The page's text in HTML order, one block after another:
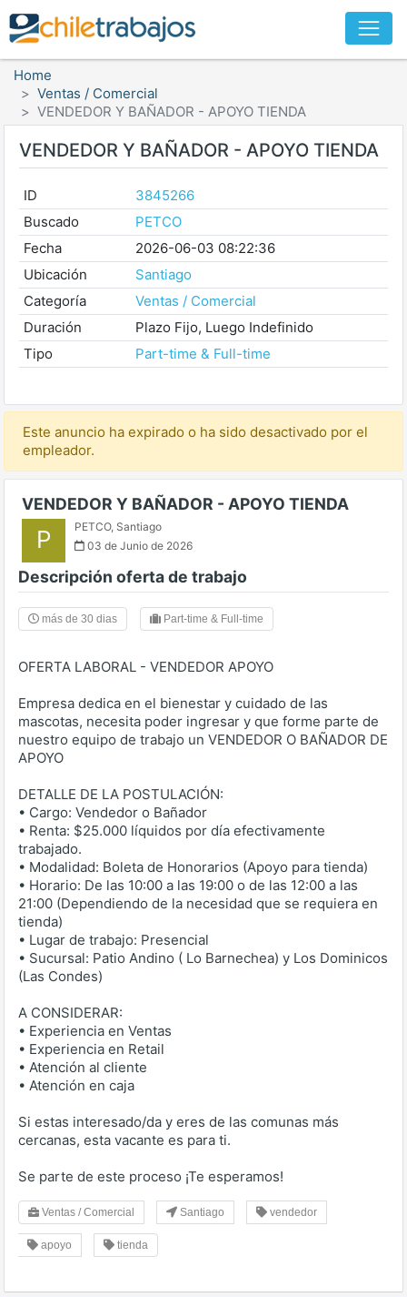
Home
Ventas / Comercial
VENDEDOR Y BAÑADOR - APOYO TIENDA
VENDEDOR Y BAÑADOR - APOYO TIENDA
ID
3845266
Buscado
PETCO
Fecha
2026-06-03 08:22:36
Ubicación
Santiago
Categoría
Ventas / Comercial
Duración
Plazo Fijo, Luego Indefinido
Tipo
Part-time & Full-time
Este anuncio ha expirado o ha sido desactivado por el
empleador.
VENDEDOR Y BAÑADOR - APOYO TIENDA
P PETCO, Santiago
03 de Junio de 2026
Descripción oferta de trabajo
más de 30 dias Part-time & Full-time
OFERTA LABORAL - VENDEDOR APOYO
Empresa dedica en el bienestar y cuidado de las
mascotas, necesita poder ingresar y que forme parte de
nuestro equipo de trabajo un VENDEDOR O BAÑADOR DE
APOYO
DETALLE DE LA POSTULACIÓN:
• Cargo: Vendedor o Bañador
• Renta: $25.000 líquidos por día efectivamente
trabajado.
• Modalidad: Boleta de Honorarios (Apoyo para tienda)
• Horario: De las 10:00 a las 19:00 o de las 12:00 a las
21:00 (Dependiendo de la necesidad que se requiera en
tienda)
• Lugar de trabajo: Presencial
• Sucursal: Patio Andino ( Lo Barnechea) y Los Dominicos
(Las Condes)
A CONSIDERAR:
• Experiencia en Ventas
• Experiencia en Retail
• Atención al cliente
• Atención en caja
Si estas interesado/da y eres de las comunas más
cercanas, esta vacante es para ti.
Se parte de este proceso ¡Te esperamos!
Ventas / Comercial Santiago vendedor
apoyo tienda